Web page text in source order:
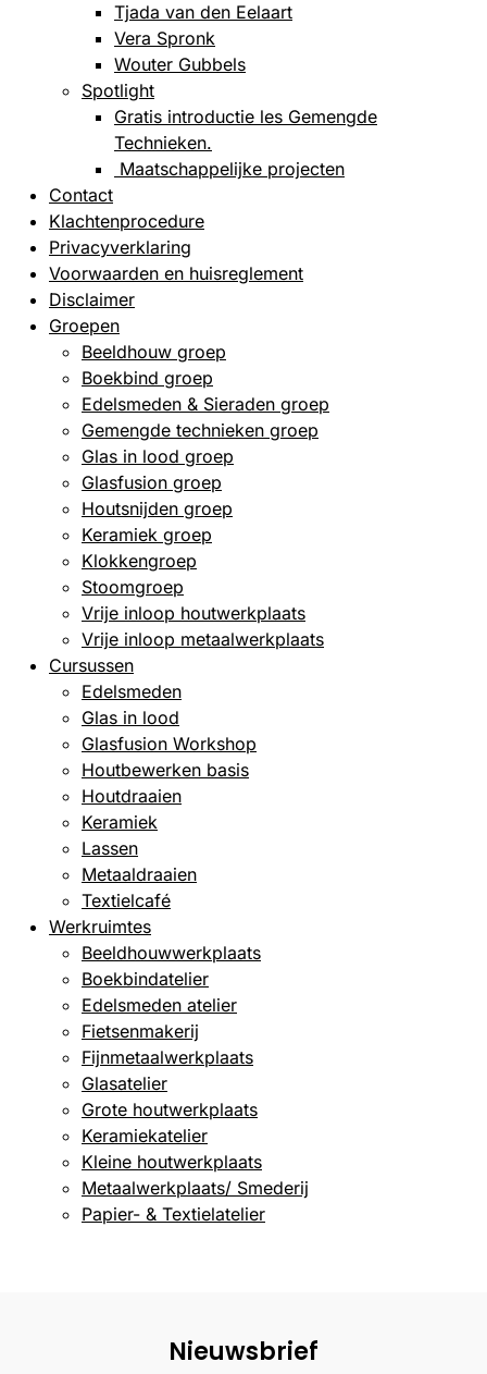
Tjada van den Eelaart
Vera Spronk
Wouter Gubbels
Spotlight
Gratis introductie les Gemengde
Technieken.
Maatschappelijke projecten
Contact
Klachtenprocedure
Privacyverklaring
Voorwaarden en huisreglement
Disclaimer
Groepen
Beeldhouw groep
Boekbind groep
Edelsmeden & Sieraden groep
Gemengde technieken groep
Glas in lood groep
Glasfusion groep
Houtsnijden groep
Keramiek groep
Klokkengroep
Stoomgroep
Vrije inloop houtwerkplaats
Vrije inloop metaalwerkplaats
Cursussen
Edelsmeden
Glas in lood
Glasfusion Workshop
Houtbewerken basis
Houtdraaien
Keramiek
Lassen
Metaaldraaien
Textielcafé
Werkruimtes
Beeldhouw­werkplaats
Boekbindatelier
Edelsmeden atelier
Fietsenmakerij
Fijnmetaalwerkplaats
Glasatelier
Grote houtwerkplaats
Keramiekatelier
Kleine houtwerkplaats
Metaalwerkplaats/ Smederij
Papier- & Textielatelier
Nieuwsbrief